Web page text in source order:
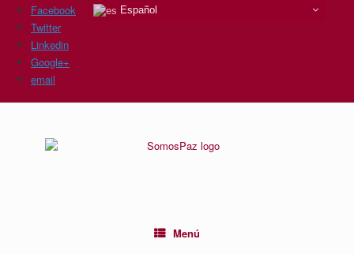
Facebook
Twitter
Linkedin
Google+
email
Menú
Español